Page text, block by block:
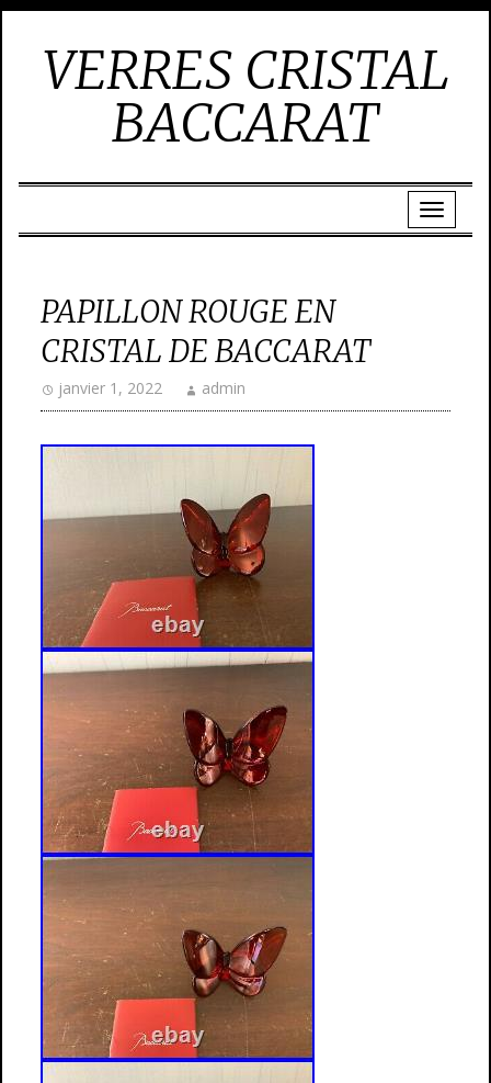
VERRES CRISTAL
BACCARAT
PAPILLON ROUGE EN
CRISTAL DE BACCARAT
janvier 1, 2022 admin